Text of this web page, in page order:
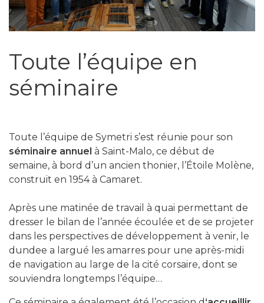
Toute l’équipe en
séminaire
Toute l’équipe de Symetri s’est réunie pour son
séminaire annuel à Saint-Malo, ce début de
semaine, à bord d’un ancien thonier, l’Étoile Molène,
construit en 1954 à Camaret.
Après une matinée de travail à quai permettant de
dresser le bilan de l’année écoulée et de se projeter
dans les perspectives de développement à venir, le
dundee a largué les amarres pour une après-midi
de navigation au large de la cité corsaire, dont se
souviendra longtemps l’équipe…